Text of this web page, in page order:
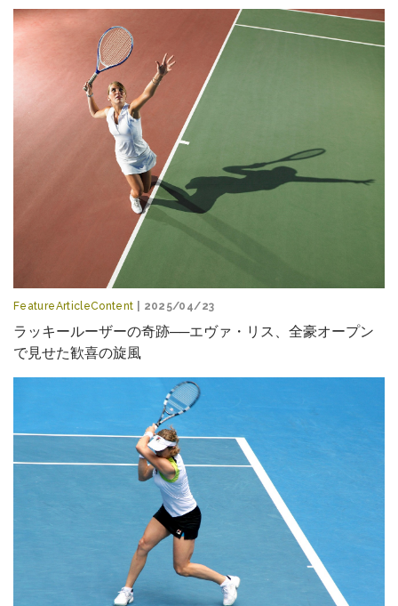
FeatureArticleContent | 2025/04/23
ラッキールーザーの奇跡──エヴァ・リス、全豪オープン
で見せた歓喜の旋風